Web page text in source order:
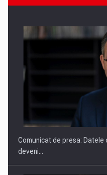
SAPTE PERSONALITATI DIN
Comunicat de presa:
deveni…